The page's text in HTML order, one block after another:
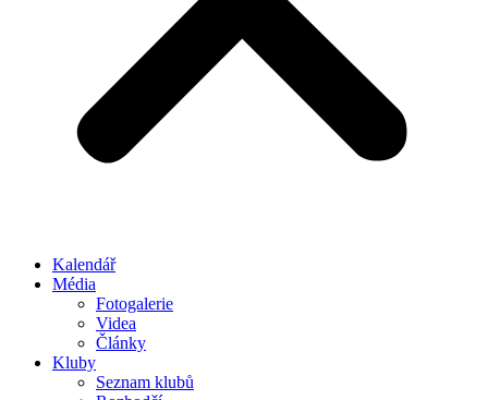
Kalendář
Média
Fotogalerie
Videa
Články
Kluby
Seznam klubů